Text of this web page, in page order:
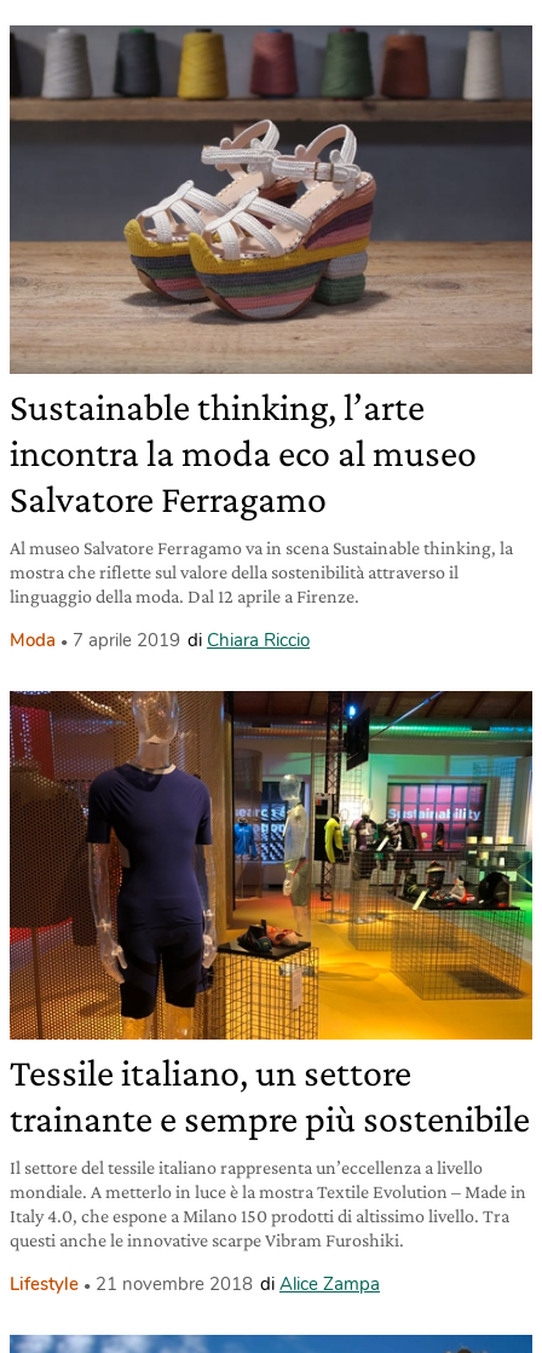
Sustainable thinking, l’arte
incontra la moda eco al museo
Salvatore Ferragamo
Al museo Salvatore Ferragamo va in scena Sustainable thinking, la
mostra che riflette sul valore della sostenibilità attraverso il
linguaggio della moda. Dal 12 aprile a Firenze.
Moda 7 aprile 2019 di Chiara Riccio
Tessile italiano, un settore
trainante e sempre più sostenibile
Il settore del tessile italiano rappresenta un’eccellenza a livello
mondiale. A metterlo in luce è la mostra Textile Evolution – Made in
Italy 4.0, che espone a Milano 150 prodotti di altissimo livello. Tra
questi anche le innovative scarpe Vibram Furoshiki.
Lifestyle 21 novembre 2018 di Alice Zampa